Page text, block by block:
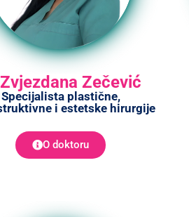
Zečević
Specijalista plastične,
i estetske hirurgije
O doktoru